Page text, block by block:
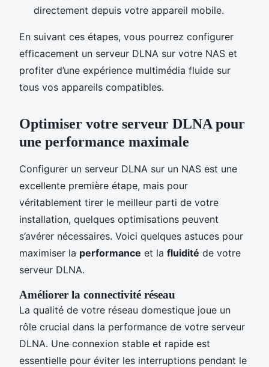
directement depuis votre appareil mobile.
En suivant ces étapes, vous pourrez configurer
efficacement un serveur DLNA sur votre NAS et
profiter d’une expérience multimédia fluide sur
tous vos appareils compatibles.
Optimiser votre serveur DLNA pour
une performance maximale
Configurer un serveur DLNA sur un NAS est une
excellente première étape, mais pour
véritablement tirer le meilleur parti de votre
installation, quelques optimisations peuvent
s’avérer nécessaires. Voici quelques astuces pour
maximiser la performance et la fluidité de votre
serveur DLNA.
Améliorer la connectivité réseau
La qualité de votre réseau domestique joue un
rôle crucial dans la performance de votre serveur
DLNA. Une connexion stable et rapide est
essentielle pour éviter les interruptions pendant le